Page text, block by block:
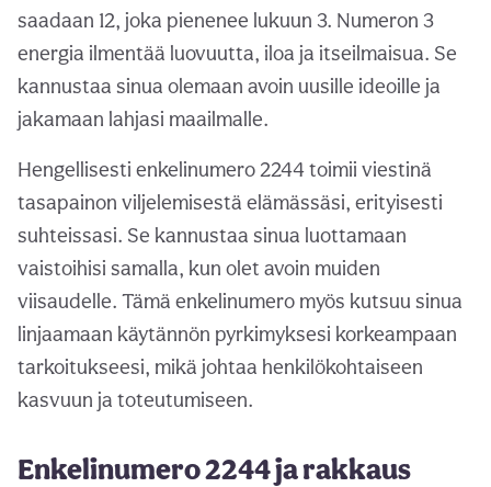
saadaan 12, joka pienenee lukuun 3. Numeron 3
energia ilmentää luovuutta, iloa ja itseilmaisua. Se
kannustaa sinua olemaan avoin uusille ideoille ja
jakamaan lahjasi maailmalle.
Hengellisesti enkelinumero 2244 toimii viestinä
tasapainon viljelemisestä elämässäsi, erityisesti
suhteissasi. Se kannustaa sinua luottamaan
vaistoihisi samalla, kun olet avoin muiden
viisaudelle. Tämä enkelinumero myös kutsuu sinua
linjaamaan käytännön pyrkimyksesi korkeampaan
tarkoitukseesi, mikä johtaa henkilökohtaiseen
kasvuun ja toteutumiseen.
Enkelinumero 2244 ja rakkaus